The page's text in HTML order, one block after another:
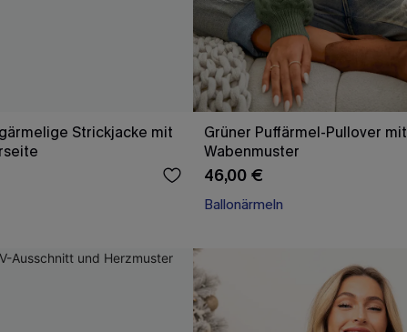
Strickjacke mit
Grüner Puffärmel-Pullover mit
Wabenmuster
46,00 €
Ballonärmeln